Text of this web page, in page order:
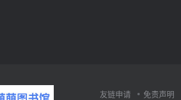
友链申请 免责声明